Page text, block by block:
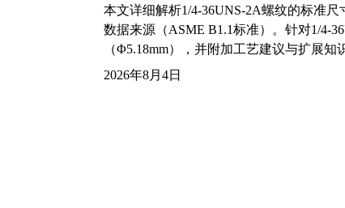
本文详细解析1/4-36UNS-2A螺纹的标准
数据来源（ASME B1.1标准）。针对1/4-
（Φ5.18mm），并附加工艺建议与扩展知
2026年8月4日